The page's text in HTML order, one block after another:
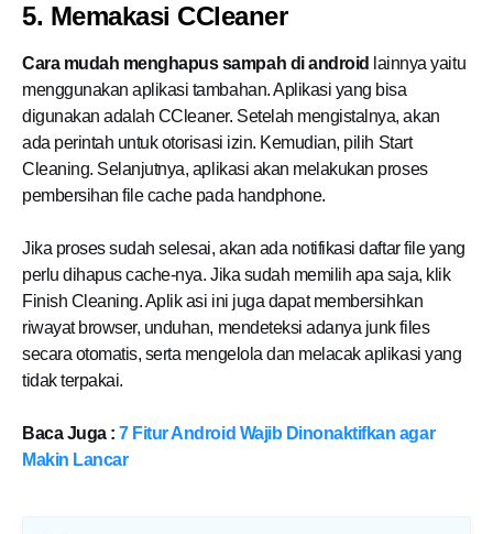
5. Memakasi CCleaner
Cara mudah menghapus sampah di android lainnya yaitu
menggunakan aplikasi tambahan. Aplikasi yang bisa
digunakan adalah CCleaner. Setelah mengistalnya, akan
ada perintah untuk otorisasi izin. Kemudian, pilih Start
Cleaning. Selanjutnya, aplikasi akan melakukan proses
pembersihan file cache pada handphone.
Jika proses sudah selesai, akan ada notifikasi daftar file yang
perlu dihapus cache-nya. Jika sudah memilih apa saja, klik
Finish Cleaning. Aplik asi ini juga dapat membersihkan
riwayat browser, unduhan, mendeteksi adanya junk files
secara otomatis, serta mengelola dan melacak aplikasi yang
tidak terpakai.
Baca Juga :7 Fitur Android Wajib Dinonaktifkan agar
Makin Lancar